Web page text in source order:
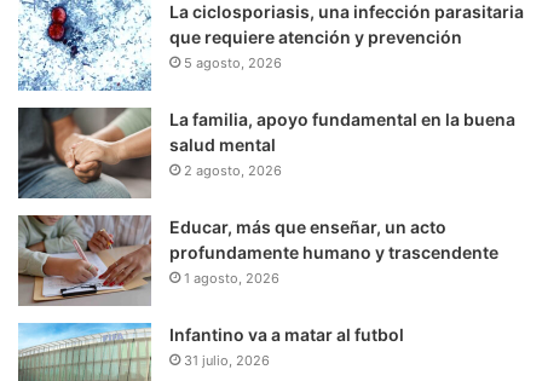
La ciclosporiasis, una infección parasitaria
que requiere atención y prevención
5 agosto, 2026
La familia, apoyo fundamental en la buena
salud mental
2 agosto, 2026
Educar, más que enseñar, un acto
profundamente humano y trascendente
1 agosto, 2026
Infantino va a matar al futbol
31 julio, 2026